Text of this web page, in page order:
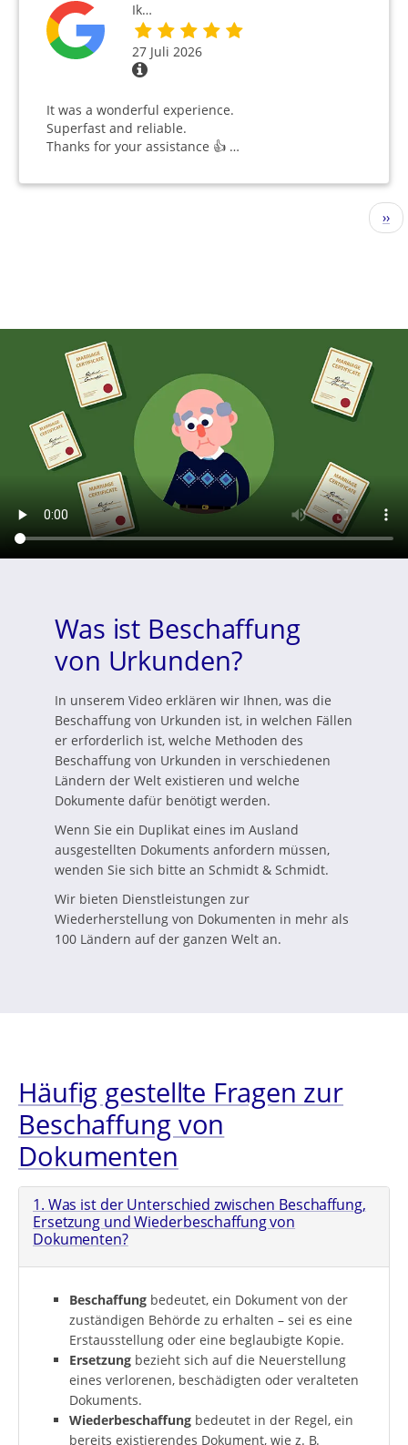
Ik…
27 Juli 2026
It was a wonderful experience.
Superfast and reliable.
Thanks for your assistance 👍 …
››
Was ist Beschaffung
von Urkunden?
In unserem Video erklären wir Ihnen, was die
Beschaffung von Urkunden ist, in welchen Fällen
er erforderlich ist, welche Methoden des
Beschaffung von Urkunden in verschiedenen
Ländern der Welt existieren und welche
Dokumente dafür benötigt werden.
Wenn Sie ein Duplikat eines im Ausland
ausgestellten Dokuments anfordern müssen,
wenden Sie sich bitte an Schmidt & Schmidt.
Wir bieten Dienstleistungen zur
Wiederherstellung von Dokumenten in mehr als
100 Ländern auf der ganzen Welt an.
Häufig gestellte Fragen zur
Beschaffung von
Dokumenten
1. Was ist der Unterschied zwischen Beschaffung,
Ersetzung und Wiederbeschaffung von
Dokumenten?
Beschaffung bedeutet, ein Dokument von der
zuständigen Behörde zu erhalten – sei es eine
Erstausstellung oder eine beglaubigte Kopie.
Ersetzung bezieht sich auf die Neuerstellung
eines verlorenen, beschädigten oder veralteten
Dokuments.
Wiederbeschaffung bedeutet in der Regel, ein
bereits existierendes Dokument, wie z. B.